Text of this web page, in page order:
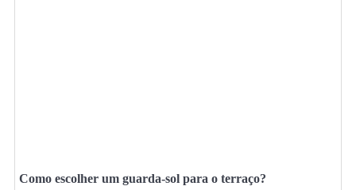
Como escolher um guarda-sol para o terraço?